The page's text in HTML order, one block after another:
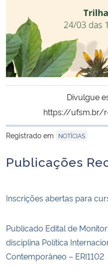
Divulgue
https://ufsm.br/r-
Registrado em
NOTÍCIAS
Publicações
Inscrições abertas para
Publicado Edital de
disciplina Política
Contemporâneo – ERI1102